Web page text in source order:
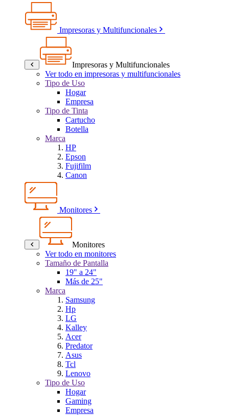
Impresoras y Multifuncionales
Impresoras y Multifuncionales
Ver todo en impresoras y multifuncionales
Tipo de Uso
Hogar
Empresa
Tipo de Tinta
Cartucho
Botella
Marca
HP
Epson
Fujifilm
Canon
Monitores
Monitores
Ver todo en monitores
Tamaño de Pantalla
19" a 24"
Más de 25"
Marca
Samsung
Hp
LG
Kalley
Acer
Predator
Asus
Tcl
Lenovo
Tipo de Uso
Hogar
Gaming
Empresa